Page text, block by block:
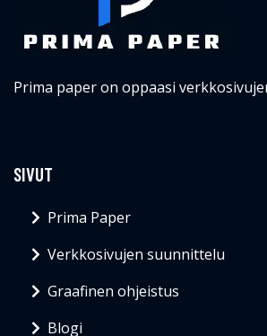
Prima paper on oppaasi
SIVUT
Prima Paper
Verkkosivujen suunnittelu
Graafinen ohjeistus
Blogi